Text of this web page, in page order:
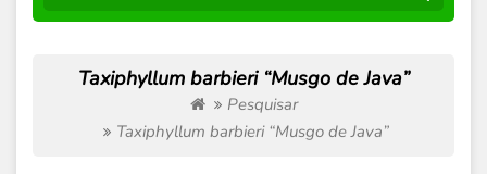
Taxiphyllum barbieri “Musgo de Java”
Pesquisar
Taxiphyllum barbieri “Musgo de Java”